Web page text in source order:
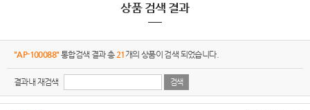
상품 검색 결과
"AP-100088" 통합검색 결과 총 21 개의 상품이 검색 되었습니다.
결과내 재검색